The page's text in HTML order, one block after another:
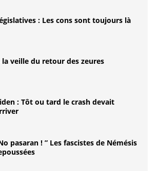
: Les cons sont toujours là
la veille du retour des zeures
: Tôt ou tard le crash devait
pasaran ! ” Les fascistes de Némésis